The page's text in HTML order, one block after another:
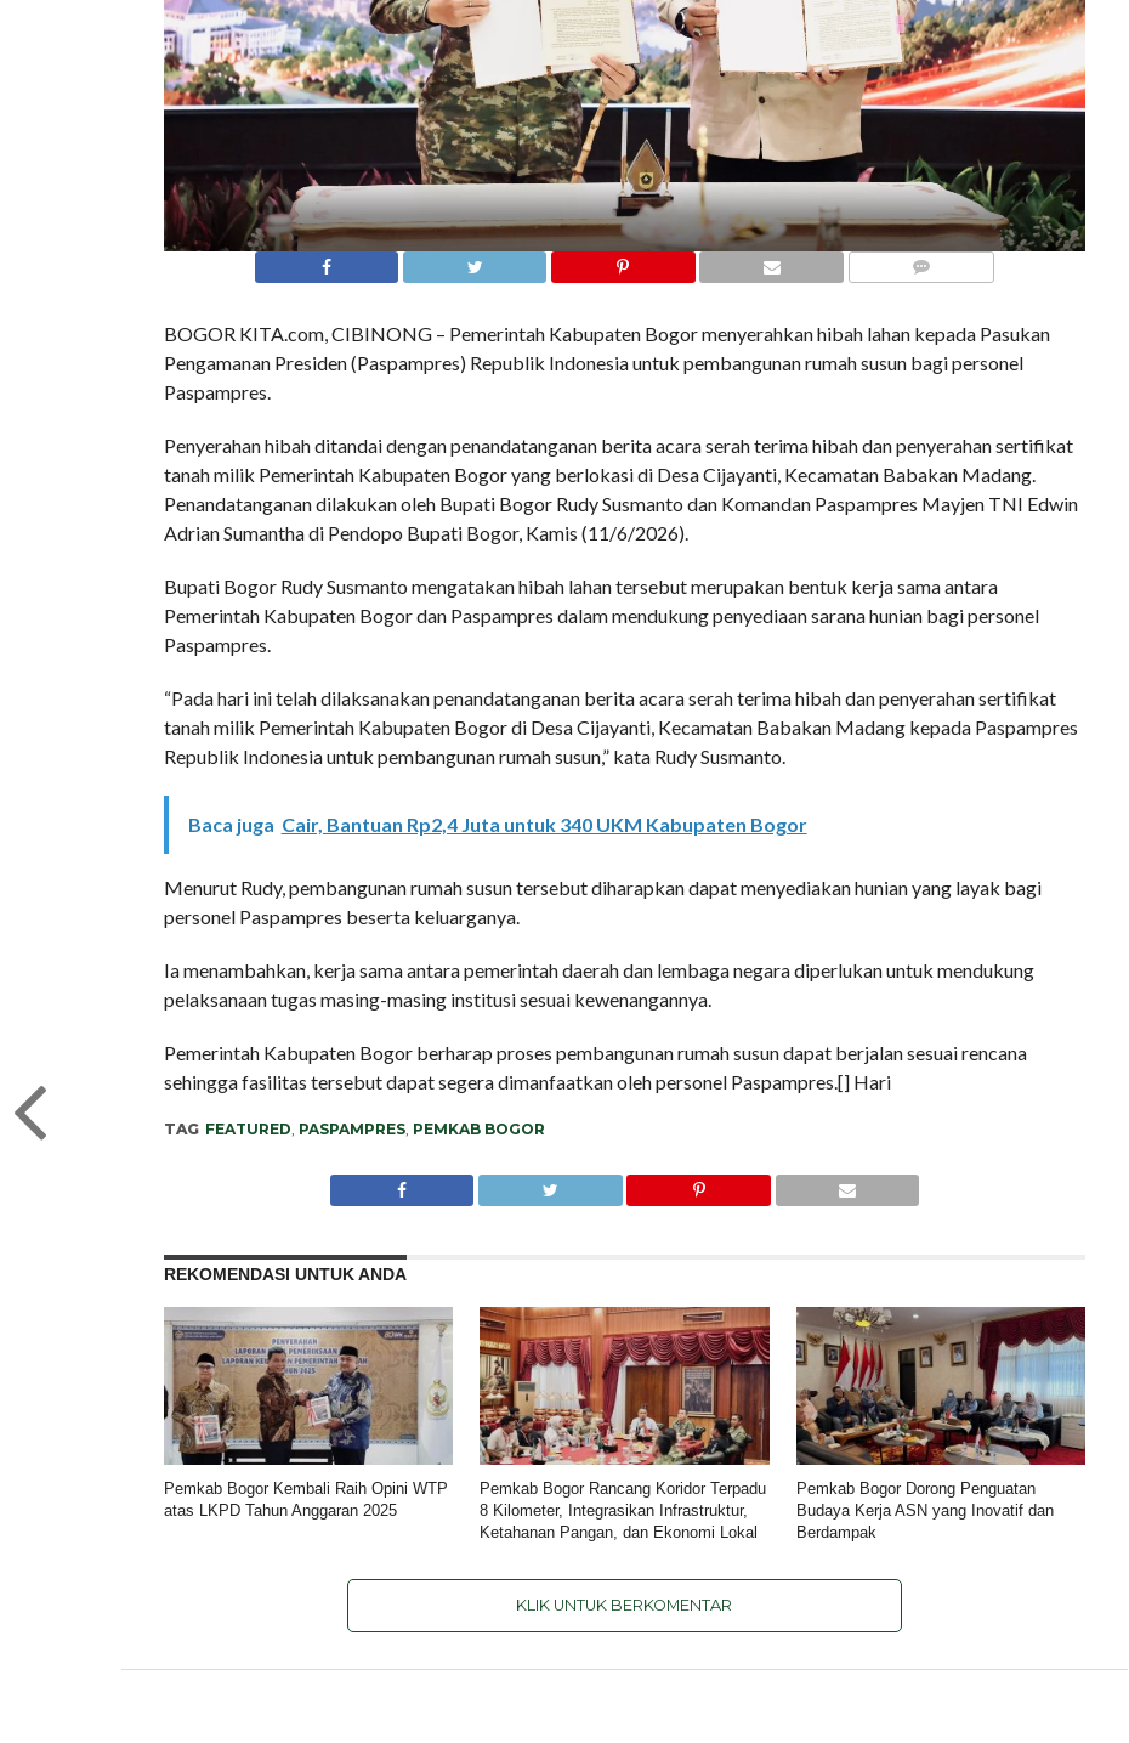
BOGOR KITA.com, CIBINONG – Pemerintah Kabupaten Bogor menyerahkan hibah lahan kepada Pasukan
Pengamanan Presiden (Paspampres) Republik Indonesia untuk pembangunan rumah susun bagi personel
Paspampres.
Penyerahan hibah ditandai dengan penandatanganan berita acara serah terima hibah dan penyerahan sertifikat
tanah milik Pemerintah Kabupaten Bogor yang berlokasi di Desa Cijayanti, Kecamatan Babakan Madang.
Penandatanganan dilakukan oleh Bupati Bogor Rudy Susmanto dan Komandan Paspampres Mayjen TNI Edwin
Adrian Sumantha di Pendopo Bupati Bogor, Kamis (11/6/2026).
Bupati Bogor Rudy Susmanto mengatakan hibah lahan tersebut merupakan bentuk kerja sama antara
Pemerintah Kabupaten Bogor dan Paspampres dalam mendukung penyediaan sarana hunian bagi personel
Paspampres.
“Pada hari ini telah dilaksanakan penandatanganan berita acara serah terima hibah dan penyerahan sertifikat
tanah milik Pemerintah Kabupaten Bogor di Desa Cijayanti, Kecamatan Babakan Madang kepada Paspampres
Republik Indonesia untuk pembangunan rumah susun,” kata Rudy Susmanto.
Baca juga Cair, Bantuan Rp2,4 Juta untuk 340 UKM Kabupaten Bogor
Menurut Rudy, pembangunan rumah susun tersebut diharapkan dapat menyediakan hunian yang layak bagi
personel Paspampres beserta keluarganya.
Ia menambahkan, kerja sama antara pemerintah daerah dan lembaga negara diperlukan untuk mendukung
pelaksanaan tugas masing-masing institusi sesuai kewenangannya.
Pemerintah Kabupaten Bogor berharap proses pembangunan rumah susun dapat berjalan sesuai rencana
sehingga fasilitas tersebut dapat segera dimanfaatkan oleh personel Paspampres.[] Hari
TAG FEATURED, PASPAMPRES, PEMKAB BOGOR
REKOMENDASI UNTUK ANDA
Pemkab Bogor Kembali Raih Opini WTP
atas LKPD Tahun Anggaran 2025
Pemkab Bogor Rancang Koridor Terpadu
8 Kilometer, Integrasikan Infrastruktur,
Ketahanan Pangan, dan Ekonomi Lokal
Pemkab Bogor Dorong Penguatan
Budaya Kerja ASN yang Inovatif dan
Berdampak
KLIK UNTUK BERKOMENTAR